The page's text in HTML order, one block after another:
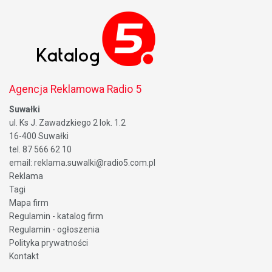
Agencja Reklamowa Radio 5
Suwałki
ul. Ks J. Zawadzkiego 2 lok. 1.2
16-400 Suwałki
tel. 87 566 62 10
email: reklama.suwalki@radio5.com.pl
Reklama
Tagi
Mapa firm
Regulamin - katalog firm
Regulamin - ogłoszenia
Polityka prywatności
Kontakt